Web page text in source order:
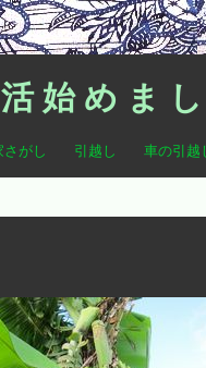
始 め ま
さがし 引越し 車の引越